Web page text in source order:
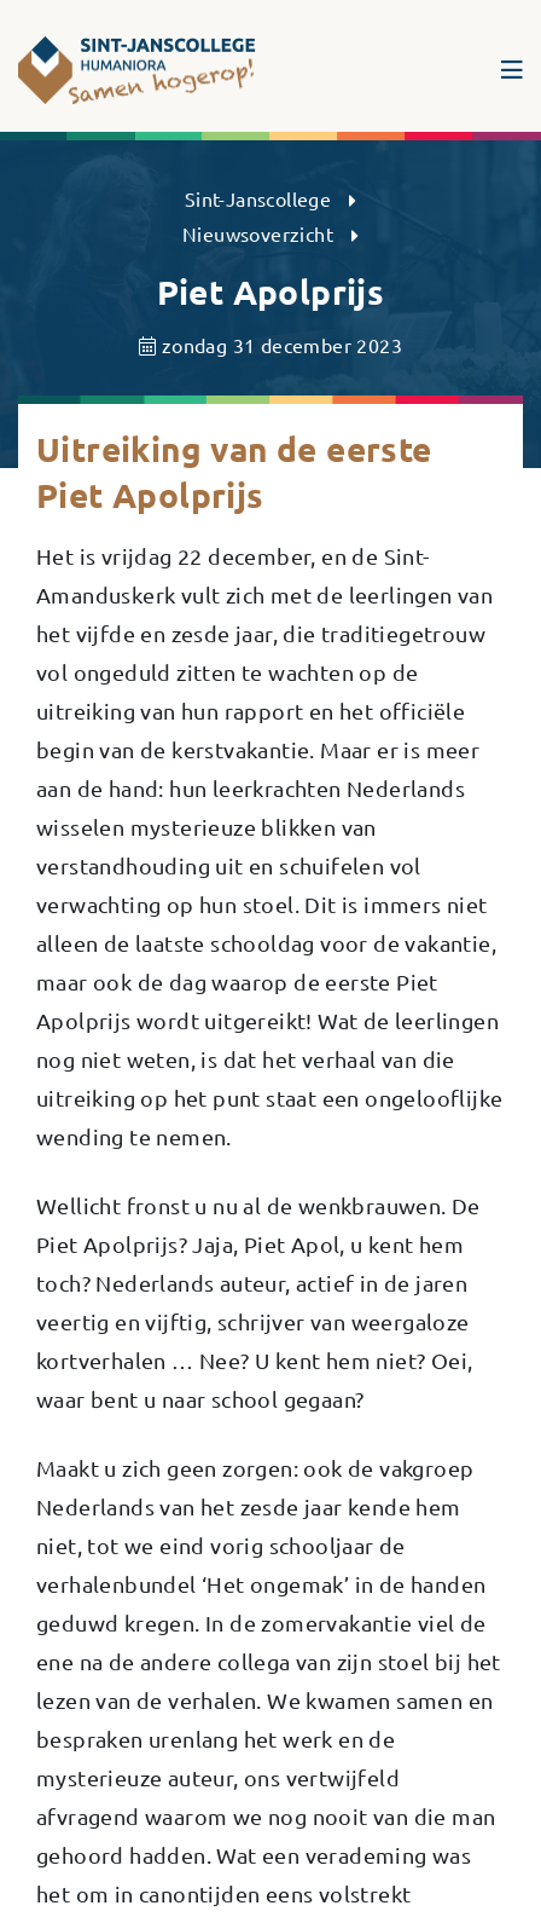
Sint-Janscollege Humaniora
Sint-Janscollege
Nieuwsoverzicht
Piet Apolprijs
zondag 31 december 2023
Uitreiking van de eerste
Piet Apolprijs
Het is vrijdag 22 december, en de Sint-
Amanduskerk vult zich met de leerlingen van
het vijfde en zesde jaar, die traditiegetrouw
vol ongeduld zitten te wachten op de
uitreiking van hun rapport en het officiële
begin van de kerstvakantie. Maar er is meer
aan de hand: hun leerkrachten Nederlands
wisselen mysterieuze blikken van
verstandhouding uit en schuifelen vol
verwachting op hun stoel. Dit is immers niet
alleen de laatste schooldag voor de vakantie,
maar ook de dag waarop de eerste Piet
Apolprijs wordt uitgereikt! Wat de leerlingen
nog niet weten, is dat het verhaal van die
uitreiking op het punt staat een ongelooflijke
wending te nemen.
Wellicht fronst u nu al de wenkbrauwen. De
Piet Apolprijs? Jaja, Piet Apol, u kent hem
toch? Nederlands auteur, actief in de jaren
veertig en vijftig, schrijver van weergaloze
kortverhalen … Nee? U kent hem niet? Oei,
waar bent u naar school gegaan?
Maakt u zich geen zorgen: ook de vakgroep
Nederlands van het zesde jaar kende hem
niet, tot we eind vorig schooljaar de
verhalenbundel ‘Het ongemak’ in de handen
geduwd kregen. In de zomervakantie viel de
ene na de andere collega van zijn stoel bij het
lezen van de verhalen. We kwamen samen en
bespraken urenlang het werk en de
mysterieuze auteur, ons vertwijfeld
afvragend waarom we nog nooit van die man
gehoord hadden. Wat een verademing was
het om in canontijden eens volstrekt